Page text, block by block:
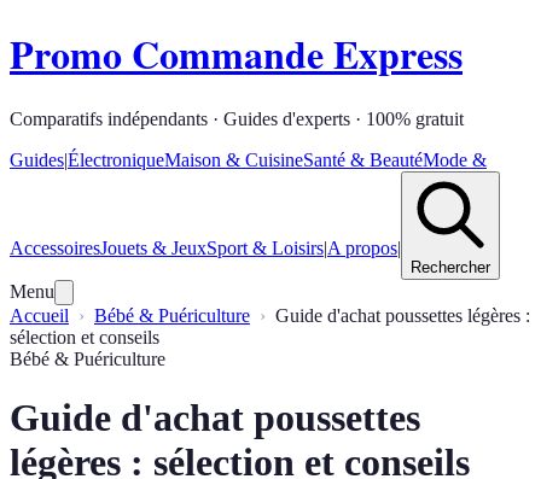
Promo Commande Express
Comparatifs indépendants · Guides d'experts · 100% gratuit
Guides|ÉlectroniqueMaison & CuisineSanté & BeautéMode &
AccessoiresJouets & JeuxSport & Loisirs|A propos|
Rechercher
Menu
Accueil
Bébé & Puériculture
Guide d'achat poussettes légères :
sélection et conseils
Bébé & Puériculture
Guide d'achat poussettes
légères : sélection et conseils